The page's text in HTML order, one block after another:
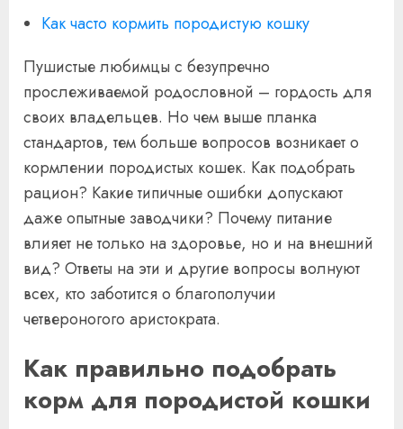
Как часто кормить породистую кошку
Пушистые любимцы с безупречно
прослеживаемой родословной – гордость для
своих владельцев. Но чем выше планка
стандартов, тем больше вопросов возникает о
кормлении породистых кошек. Как подобрать
рацион? Какие типичные ошибки допускают
даже опытные заводчики? Почему питание
влияет не только на здоровье, но и на внешний
вид? Ответы на эти и другие вопросы волнуют
всех, кто заботится о благополучии
четвероногого аристократа.
Как правильно подобрать
корм для породистой кошки